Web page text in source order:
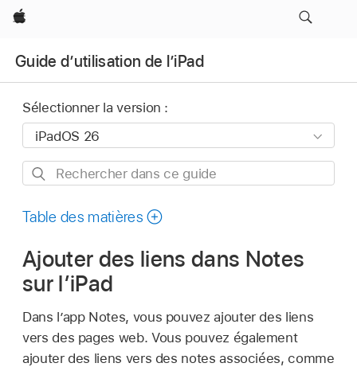
Apple
Guide d’utilisation de l’iPad
Sélectionner la version :
Rechercher
ce
Table des matières
Ajouter des liens dans Notes
sur l’iPad
Dans l’app Notes, vous pouvez ajouter des liens
vers des pages web. Vous pouvez également
ajouter des liens vers des notes associées, comme